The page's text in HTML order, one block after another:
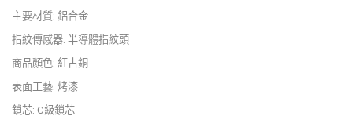
主要材質: 鋁合金
指紋傳感器: 半導體指紋頭
商品顏色: 紅古銅
表面工藝: 烤漆
鎖芯: C級鎖芯